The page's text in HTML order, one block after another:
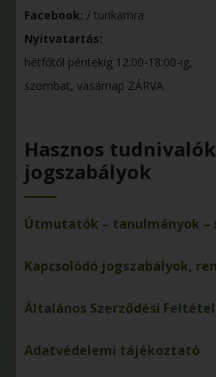
Facebook: / turikamra
Nyitvatartás:
hétfőtől péntekig 12:00-18:00-ig,
szombat, vasárnap ZÁRVA.
Hasznos
jogszabályok
Útmutatók – tanulmányok –
Kapcsolódó jogszabályok,
Általános Szerződési
Adatvédelemi tájékoztató